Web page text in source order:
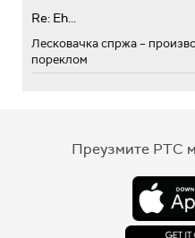
Re: Eh...
Лесковачка спржа –
пореклом
Преузмите РТС